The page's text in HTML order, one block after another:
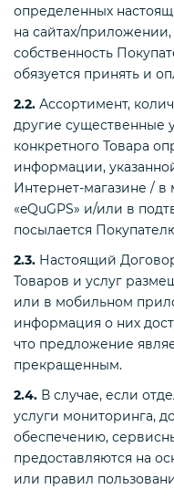
определенных
на сайтах/
собственность
обязуется принять и
2.2. Ассортимент,
другие существенные
конкретного Товара
информации,
Интернет-магазине /
«eQuGPS» и/или в
посылается
2.3. Настоящий
Товаров и услуг
или в мобильном
информация о них
что предложение
прекращенным.
2.4. В случае, если
услуги мониторинга,
обеспечению,
предоставляются на
или правил